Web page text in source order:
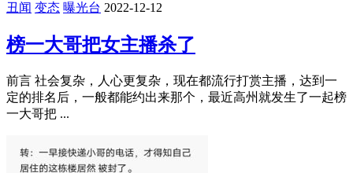
丑闻 变态 曝光台 2022-12-12
榜一大哥把女主播杀了
前言 社会复杂，人心更复杂，现在都流行打赏主播，达到一
定的排名后，一般都能约出来那个，最近高州就发生了一起榜
一大哥把 ...